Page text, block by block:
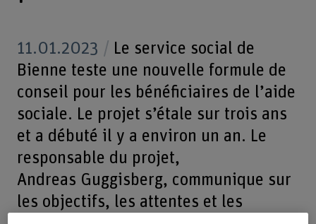
11.01.2023
Le service social de
Bienne teste une nouvelle formule de
conseil pour les bénéficiaires de l’aide
sociale. Le projet s’étale sur trois ans
et a débuté il y a environ un an. Le
responsable du projet,
Andreas Guggisberg, communique sur
les objectifs, les attentes et les